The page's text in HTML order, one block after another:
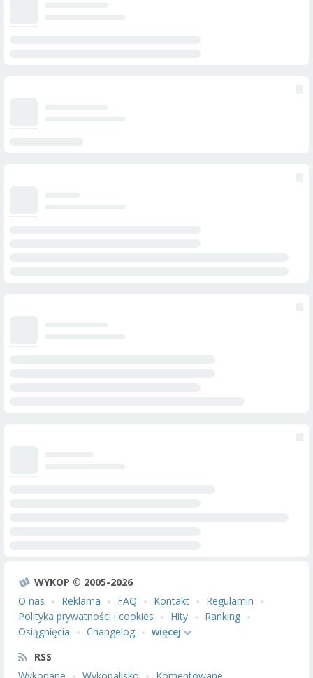
WYKOP © 2005-2026
O nas
Reklama FAQ Kontakt
Regulamin
Polityka prywatności i cookies
Hity
Ranking
Osiągnięcia
Changelog
więcej
RSS